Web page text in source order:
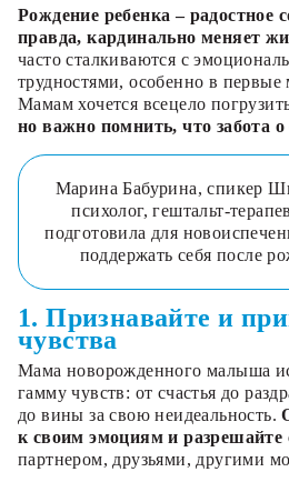
Рождение ребенка – радостное
правда, кардинально меняет
часто сталкиваются с
трудностями, особенно в первые
Мамам хочется всецело
но важно помнить, что забота о
Марина Бабурина, спикер
психолог, гештальт-
подготовила для
поддержать себя после
1. Признавайте и
чувства
Мама новорожденного малыша
гамму чувств: от счастья до
до вины за свою неидеальность.
к своим эмоциям и разрешайте
партнером, друзьями, другими